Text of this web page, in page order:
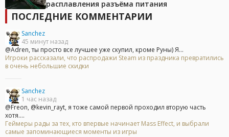
расплавления разъёма питания
ПОСЛЕДНИЕ КОММЕНТАРИИ
Sanchez
45 минут назад
@Adren, ты просто все лучшее уже скупил, кроме Руны) Я...
Игроки рассказали, что распродажи Steam из праздника превратились
в очень небольшие скидки
Sanchez
1 час назад
@Freon, @kevin_rayt, я тоже самой первой проходил вторую часть
хотя....
Геймеры рады за тех, кто впервые начинает Mass Effect, и выбрали
самые запоминающиеся моменты из игры